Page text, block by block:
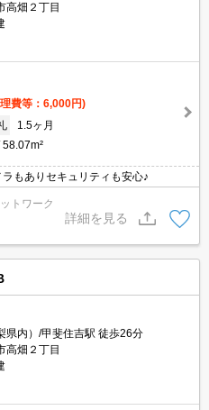
高畑２丁目
費等：6,000円)
1.5ヶ月
58.07m²
もありセキュリティも安心♪
トワーク
詳細を見る
県内）/甲斐住吉駅 徒歩26分
高畑２丁目